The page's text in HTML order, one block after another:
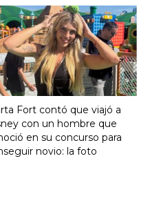
Fort contó que viajó a
con un hombre que
en su concurso para
novio: la foto